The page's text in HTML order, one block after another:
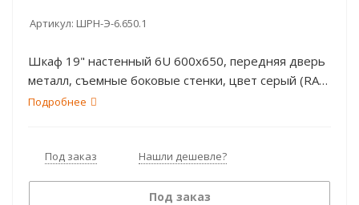
Артикул: ШРН-Э-6.650.1
Шкаф 19" настенный 6U 600х650, передняя дверь
металл, съемные боковые стенки, цвет серый (RAL
7035)
Подробнее
Под заказ Нашли дешевле?
Под заказ